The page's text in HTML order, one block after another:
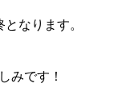
なります。
みです！